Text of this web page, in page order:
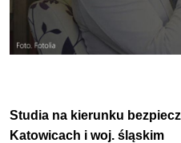
Studia na kierunku
Katowicach i woj. śląskim